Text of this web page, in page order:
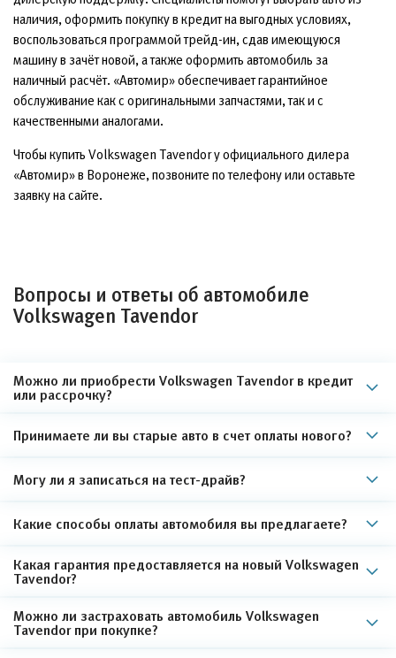
наличия, оформить покупку в кредит на выгодных условиях,
воспользоваться программой трейд-ин, сдав имеющуюся
машину в зачёт новой, а также оформить автомобиль за
наличный расчёт. «Автомир» обеспечивает гарантийное
обслуживание как с оригинальными запчастями, так и с
качественными аналогами.
Чтобы купить Volkswagen Tavendor у официального дилера
«Автомир» в Воронеже, позвоните по телефону или оставьте
заявку на сайте.
Вопросы и ответы об автомобиле
Volkswagen Tavendor
Можно ли приобрести Volkswagen Tavendor в кредит
или рассрочку?
Принимаете ли вы старые авто в счет оплаты нового?
Могу ли я записаться на тест-драйв?
Какие способы оплаты автомобиля вы предлагаете?
Какая гарантия предоставляется на новый Volkswagen
Tavendor?
Можно ли застраховать автомобиль Volkswagen
Tavendor при покупке?